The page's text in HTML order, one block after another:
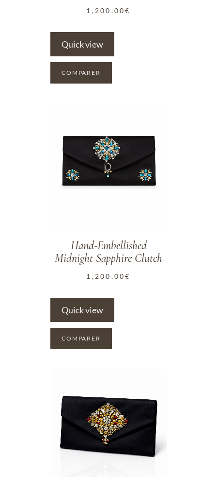
1,200.00€
Quick view
COMPARER
Hand-Embellished
Midnight Sapphire Clutch
1,200.00€
Quick view
COMPARER